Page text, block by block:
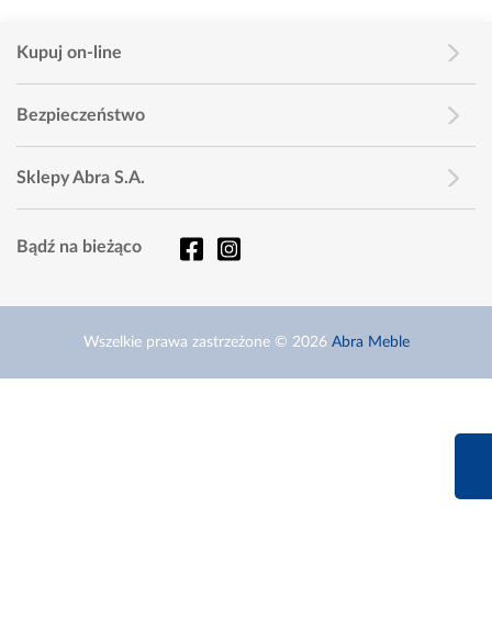
Kupuj on-line
Bezpieczeństwo
Sklepy Abra S.A.
Bądź na bieżąco
Wszelkie prawa zastrzeżone © 2026 Abra Meble